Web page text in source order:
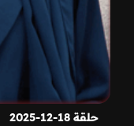
حلقة 18-12-2025